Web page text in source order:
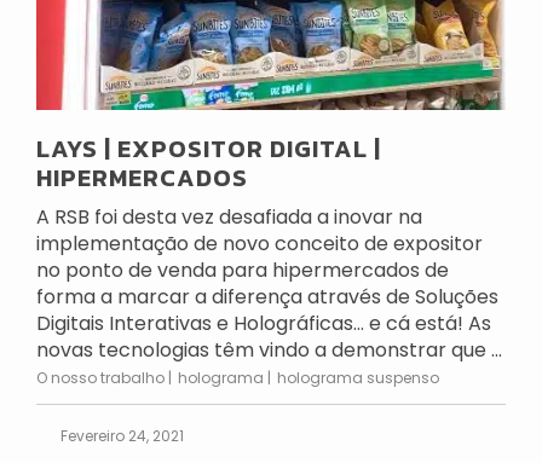
LAYS | EXPOSITOR DIGITAL |
HIPERMERCADOS
A RSB foi desta vez desafiada a inovar na
implementação de novo conceito de expositor
no ponto de venda para hipermercados de
forma a marcar a diferença através de Soluções
Digitais Interativas e Holográficas… e cá está! As
novas tecnologias têm vindo a demonstrar que ...
O nosso trabalho holograma holograma suspenso
Fevereiro 24, 2021